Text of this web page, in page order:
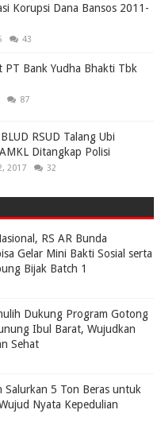
Korupsi Dana Bansos 2011-
43
Bank Yudha Bhakti Tbk
87
RSUD Talang Ubi
Ditangkap Polisi
2017 32
RS AR Bunda
Gelar Mini Bakti Sosial serta
Bijak Batch 1
Dukung Program Gotong
Ibul Barat, Wujudkan
Sehat
Salurkan 5 Ton Beras untuk
Nyata Kepedulian